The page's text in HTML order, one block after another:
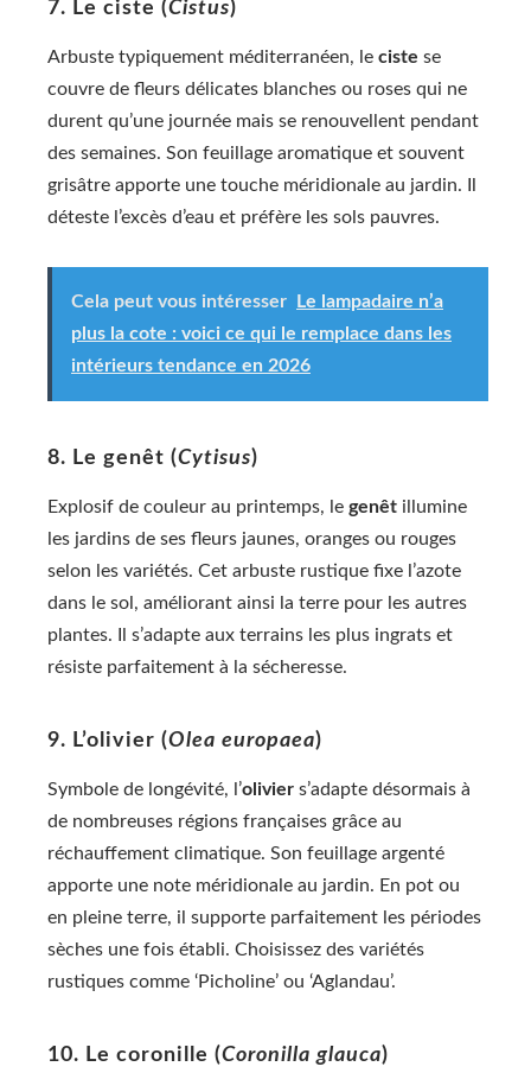
7. Le ciste (Cistus)
Arbuste typiquement méditerranéen, le ciste se
couvre de fleurs délicates blanches ou roses qui ne
durent qu’une journée mais se renouvellent pendant
des semaines. Son feuillage aromatique et souvent
grisâtre apporte une touche méridionale au jardin. Il
déteste l’excès d’eau et préfère les sols pauvres.
Cela peut vous intéresser
Le lampadaire n’a
plus la cote : voici ce qui le remplace dans les
intérieurs tendance en 2026
8. Le genêt (Cytisus)
Explosif de couleur au printemps, le genêt illumine
les jardins de ses fleurs jaunes, oranges ou rouges
selon les variétés. Cet arbuste rustique fixe l’azote
dans le sol, améliorant ainsi la terre pour les autres
plantes. Il s’adapte aux terrains les plus ingrats et
résiste parfaitement à la sécheresse.
9. L’olivier (Olea europaea)
Symbole de longévité, l’olivier s’adapte désormais à
de nombreuses régions françaises grâce au
réchauffement climatique. Son feuillage argenté
apporte une note méridionale au jardin. En pot ou
en pleine terre, il supporte parfaitement les périodes
sèches une fois établi. Choisissez des variétés
rustiques comme ‘Picholine’ ou ‘Aglandau’.
10. Le coronille (Coronilla glauca)